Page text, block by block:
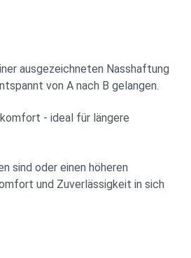
ausgezeichneten Nasshaftung
von A nach B gelangen.
- ideal für längere
sind oder einen höheren
und Zuverlässigkeit in sich